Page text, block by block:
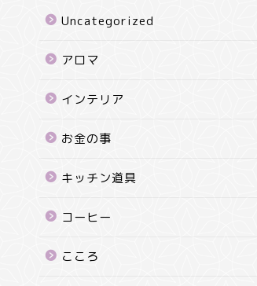
Uncategorized
アロマ
インテリア
お金の事
キッチン道具
コーヒー
こころ